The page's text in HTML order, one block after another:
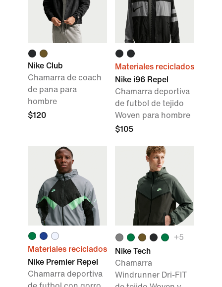
Nike Club
Chamarra de coach
de pana para
hombre
$120
Materiales reciclados
Nike i96 Repel
Chamarra deportiva
de futbol de tejido
Woven para hombre
$105
Materiales reciclados
Nike Premier Repel
Chamarra deportiva
+5
Nike Tech
Chamarra
Windrunner Dri-FIT